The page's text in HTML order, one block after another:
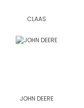
CLAAS
JOHN DEERE